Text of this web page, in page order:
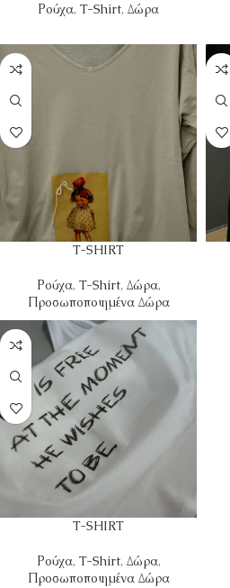
Ρούχα, T-Shirt, Δώρα
T-SHIRT
Ρούχα, T-Shirt, Δώρα,
Προσωποποιημένα Δώρα
T-SHIRT
Ρούχα, T-Shirt, Δώρα,
Προσωποποιημένα Δώρα